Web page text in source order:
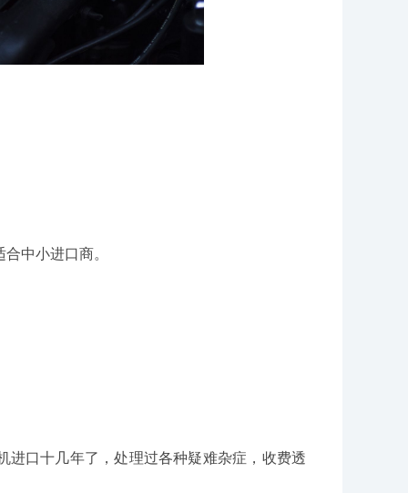
中小进口商。
口十几年了，处理过各种疑难杂症，收费透